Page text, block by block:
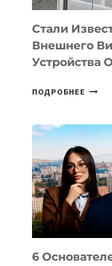
Стали
Внешнего
Устройства
ПОДРОБНЕЕ СТАЛИ
ВИДА
ОТ
OPENAI
6